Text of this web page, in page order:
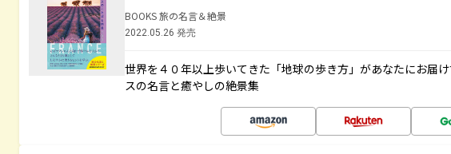
BOOKS 旅の名言＆絶景
2022.05.26 発売
世界を４０年以上歩いてきた「地球の歩き方」があなたにお届
スの名言と癒やしの絶景集